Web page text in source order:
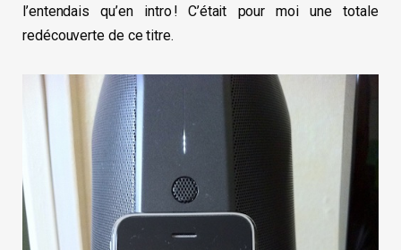
l’entendais qu’en intro ! C’était pour moi une totale
redécouverte de ce titre.